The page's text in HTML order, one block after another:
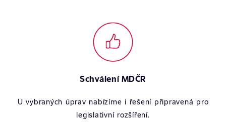
Schválení MDČR
U vybraných úprav nabízíme i řešení připravená pro
legislativní rozšíření.